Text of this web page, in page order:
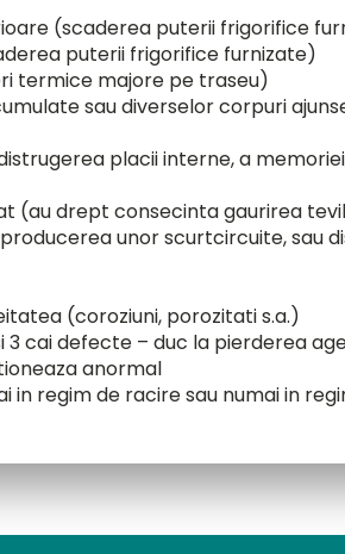
(scaderea puterii frigorifice
puterii frigorifice furnizate)
termice majore pe traseu)
sau diverselor corpuri
placii interne, a
(au drept consecinta gaurirea
unor scurtcircuite, sau
(coroziuni, porozitati s.a.)
cai defecte – duc la pierderea
anormal
regim de racire sau numai in